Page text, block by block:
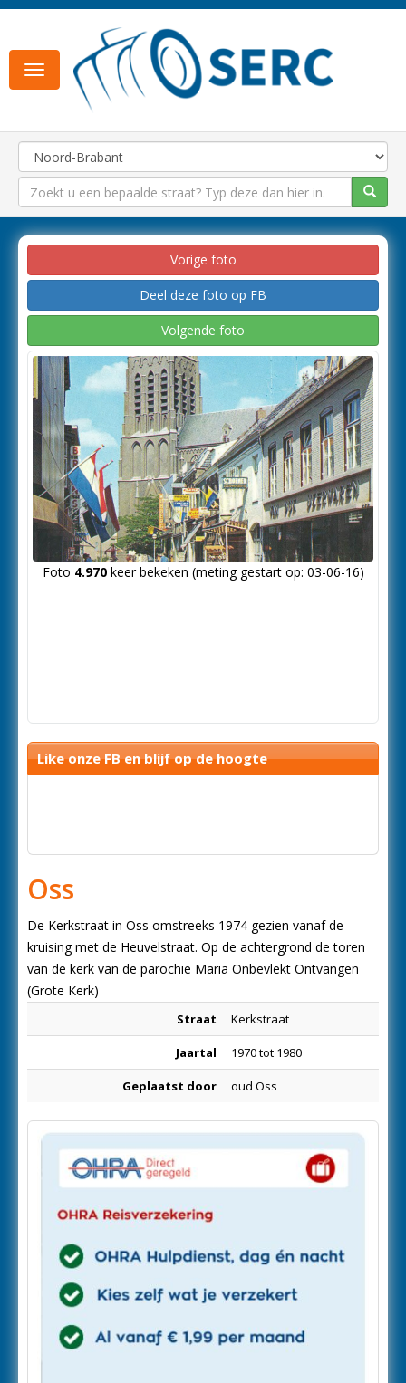
Toggle
navigation
Vorige foto
Deel deze foto op FB
Volgende foto
Foto 4.970keer bekeken (meting gestart op: 03-06-16)
Like onze FB en blijf op de hoogte
Oss
De Kerkstraat in Oss omstreeks 1974 gezien vanaf de
kruising met de Heuvelstraat. Op de achtergrond de toren
van de kerk van de parochie Maria Onbevlekt Ontvangen
(Grote Kerk)
Straat Kerkstraat
Jaartal 1970 tot 1980
Geplaatst door oud Oss